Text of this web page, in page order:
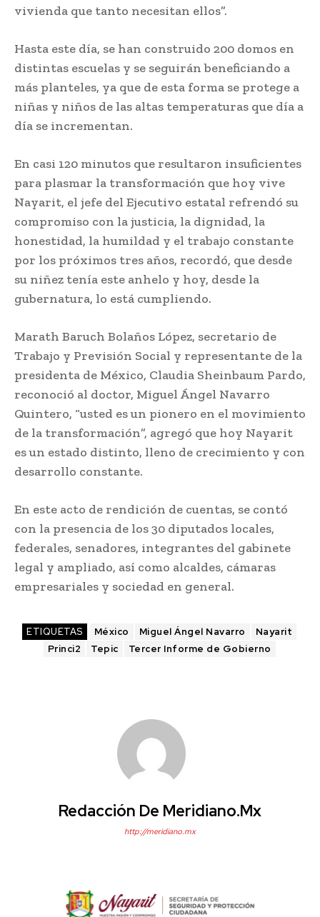
vivienda que tanto necesitan ellos”.
Hasta este día, se han construido 200 domos en
distintas escuelas y se seguirán beneficiando a
más planteles, ya que de esta forma se protege a
niñas y niños de las altas temperaturas que día a
día se incrementan.
En casi 120 minutos que resultaron insuficientes
para plasmar la transformación que hoy vive
Nayarit, el jefe del Ejecutivo estatal refrendó su
compromiso con la justicia, la dignidad, la
honestidad, la humildad y el trabajo constante
por los próximos tres años, recordó, que desde
su niñez tenía este anhelo y hoy, desde la
gubernatura, lo está cumpliendo.
Marath Baruch Bolaños López, secretario de
Trabajo y Previsión Social y representante de la
presidenta de México, Claudia Sheinbaum Pardo,
reconoció al doctor, Miguel Ángel Navarro
Quintero, “usted es un pionero en el movimiento
de la transformación”, agregó que hoy Nayarit
es un estado distinto, lleno de crecimiento y con
desarrollo constante.
En este acto de rendición de cuentas, se contó
con la presencia de los 30 diputados locales,
federales, senadores, integrantes del gabinete
legal y ampliado, así como alcaldes, cámaras
empresariales y sociedad en general.
ETIQUETAS México Miguel Ángel Navarro
Nayarit
Princi2
Tepic Tercer Informe de Gobierno
Redacción De Meridiano.mx
http://meridiano.mx